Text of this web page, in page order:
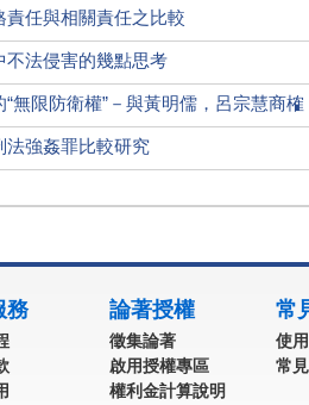
責任與相關責任之比較
不法侵害的幾點思考
無限防衛權”－與黃明儒，呂宗慧商榷
法強姦罪比較研究
務 論著授權
徵集論著
啟用授權專區
權利金計算說明
常
使
常